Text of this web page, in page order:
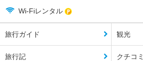
ベ
ル
ス
ド
Wi-Fiレンタル
旅行ガイド 観光
旅行記 クチコミ